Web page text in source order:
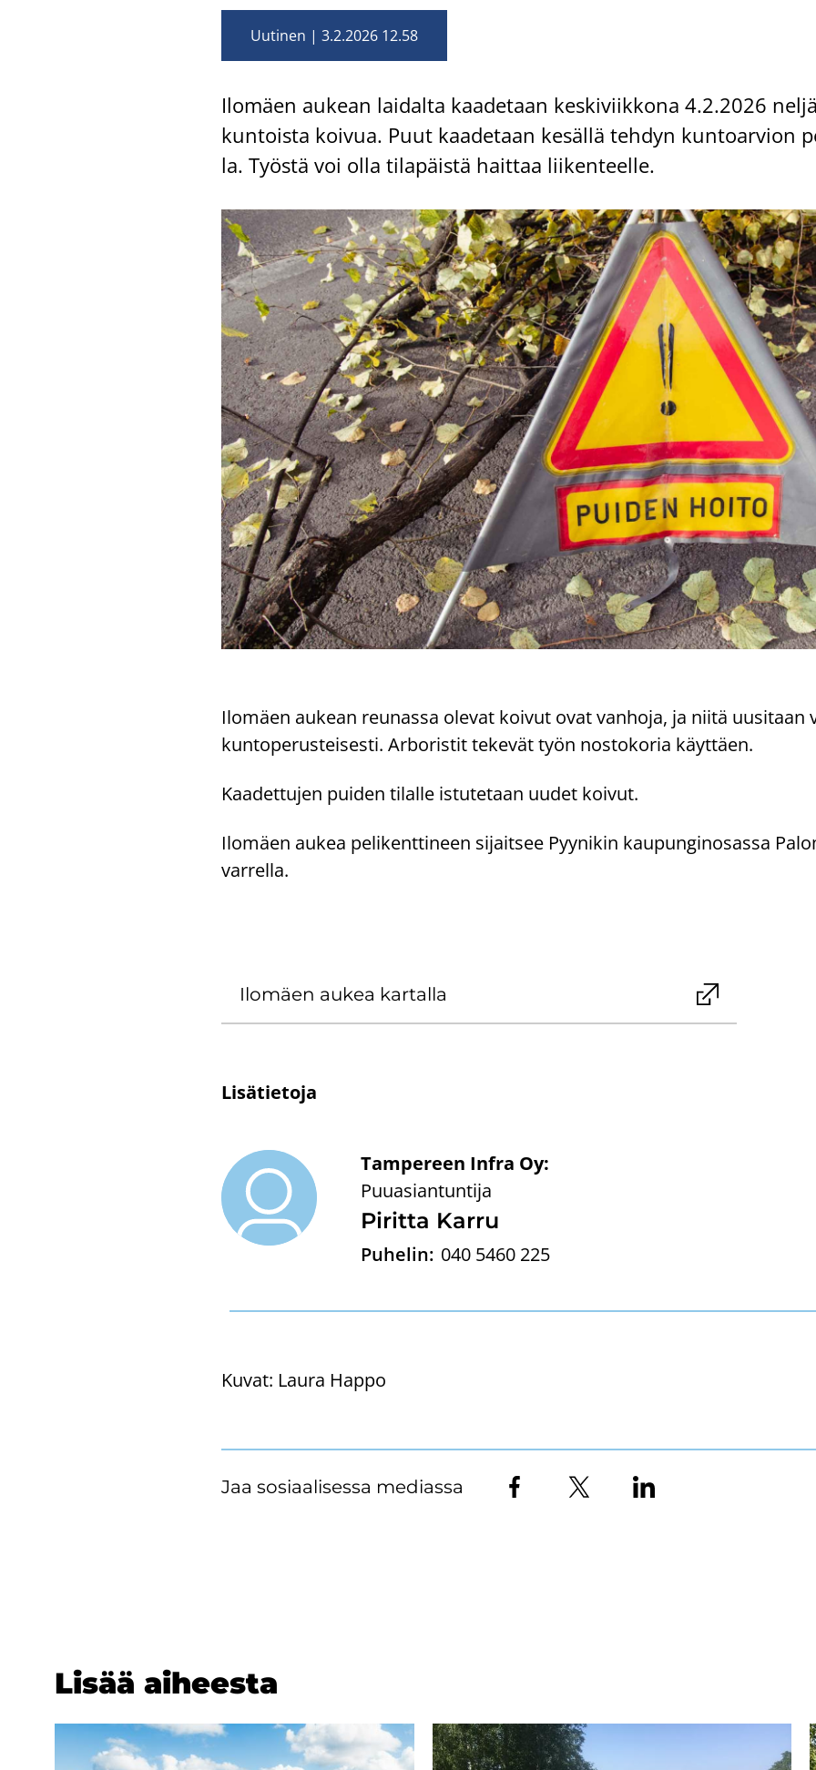
Uutinen 3.2.2026 12.58
Ilo­mäen au­kean lai­dal­ta kaa­de­taan kes­ki­viik­ko­na 4.2.2026
kun­tois­ta koi­vua. Puut kaa­de­taan ke­säl­lä teh­dyn kun­toar­vion
la. Työs­tä voi olla ti­la­päis­tä hait­taa lii­ken­teel­le.
Ilo­mäen au­kean reu­nas­sa ole­vat koi­vut ovat van­ho­ja, ja niitä uusi­taan
kun­to­pe­rus­tei­ses­ti. Ar­bo­ris­tit te­ke­vät työn nos­to­ko­ria käyt­täen.
Kaa­det­tu­jen pui­den ti­lal­le is­tu­te­taan uudet koi­vut.
Ilo­mäen aukea pe­li­kent­ti­neen si­jait­see Pyy­ni­kin kau­pun­gin­osas­sa
var­rel­la.
Ilo­mäen aukea kar­tal­la
Li­sä­tie­to­ja
Pi­rit­ta Karru
Tampereen Infra Oy:
Puuasiantuntija
Puhelin: 040 5460 225
Kuvat: Laura Happo
Jaa sosiaalisessa mediassa
Lisää ai­hees­ta